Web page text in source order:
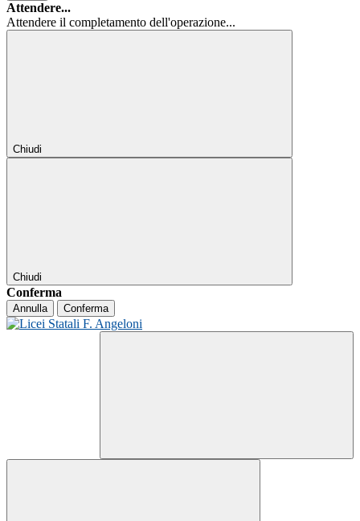
Attendere...
Attendere il completamento dell'operazione...
Chiudi
Chiudi
Conferma
Annulla Conferma